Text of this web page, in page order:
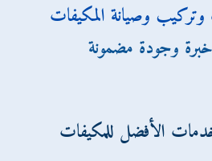
وصيانة المكيفات
وجودة مضمونة